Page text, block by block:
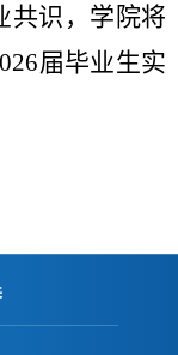
共识，学院将
届毕业生实